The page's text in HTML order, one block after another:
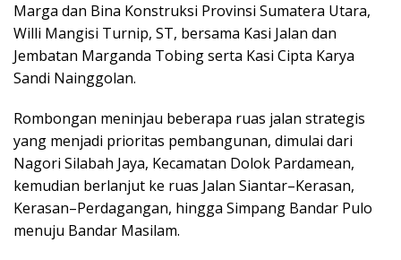
Marga dan Bina Konstruksi Provinsi Sumatera Utara,
Willi Mangisi Turnip, ST, bersama Kasi Jalan dan
Jembatan Marganda Tobing serta Kasi Cipta Karya
Sandi Nainggolan.
Rombongan meninjau beberapa ruas jalan strategis
yang menjadi prioritas pembangunan, dimulai dari
Nagori Silabah Jaya, Kecamatan Dolok Pardamean,
kemudian berlanjut ke ruas Jalan Siantar–Kerasan,
Kerasan–Perdagangan, hingga Simpang Bandar Pulo
menuju Bandar Masilam.